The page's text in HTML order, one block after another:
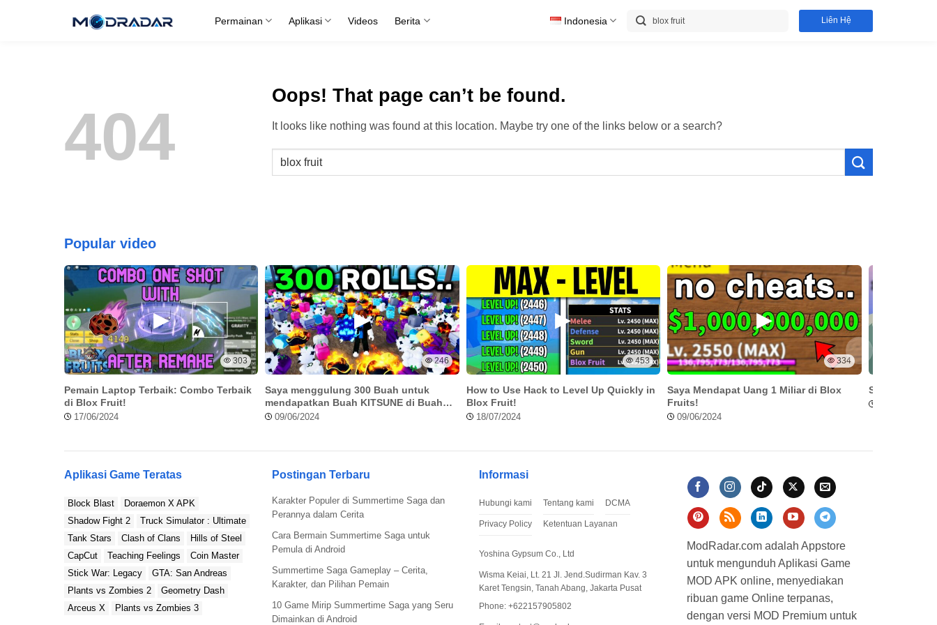
Permainan Aplikasi Videos Berita Indonesia Liên Hệ
404
Oops! That page can’t be found.
It looks like nothing was found at this location. Maybe try one of the links below or a search?
Popular video
303
Pemain Laptop Terbaik: Combo Terbaik
di Blox Fruit!
17/06/2024
246
Saya menggulung 300 Buah untuk
mendapatkan Buah KITSUNE di Buah
Blox09/06/2024
453
How to Use Hack to Level Up Quickly in
Blox Fruit!
18/07/2024
334
Saya Mendapat Uang 1 Miliar di Blox
Fruits!
09/06/2024
Stick War
Aplikasi Game Teratas
Block Blast
Doraemon X APK
Shadow Fight 2
Truck Simulator : Ultimate
Tank Stars
Clash of Clans
Hills of Steel
CapCut
Teaching Feelings
Coin Master
Stick War: Legacy
GTA: San Andreas
Plants vs Zombies 2
Geometry Dash
Arceus X
Plants vs Zombies 3
Postingan Terbaru
Karakter Populer di Summertime Saga dan
Perannya dalam Cerita
Cara Bermain Summertime Saga untuk
Pemula di Android
Summertime Saga Gameplay – Cerita,
Karakter, dan Pilihan Pemain
10 Game Mirip Summertime Saga yang Seru
Dimainkan di Android
Informasi
Hubungi kami Tentang kami DCMA
Privacy Policy Ketentuan Layanan
Yoshina Gypsum Co., Ltd
Wisma Keiai, Lt. 21 Jl. Jend.Sudirman Kav. 3
Karet Tengsin, Tanah Abang, Jakarta Pusat
Phone: +622157905802
ModRadar.com adalah Appstore
untuk mengunduh Aplikasi Game
MOD APK online, menyediakan
ribuan game Online terpanas,
dengan versi MOD Premium untuk